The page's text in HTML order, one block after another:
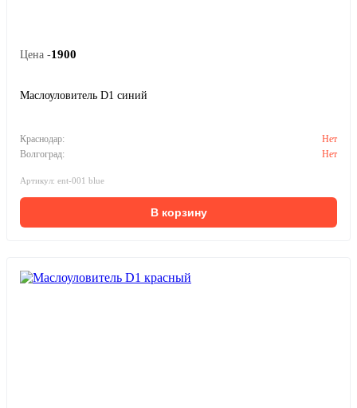
Цена -1900
Маслоуловитель D1 синий
Краснодар:
Нет
Волгоград:
Нет
Артикул: ent-001 blue
В корзину